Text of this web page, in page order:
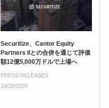
10/28/2025
PRESS RELEASES
Securitize、Cantor Equity
Partners IIとの合併を通じて評価
額12億5,000万ドルで上場へ